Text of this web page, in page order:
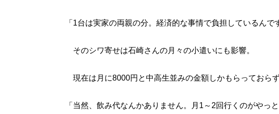
「1台は実家の両親の分。経済的な事情で負担しているん
そのシワ寄せは石崎さんの月々の小遣いにも影響。
現在は月に8000円と中高生並みの金額しかもらっておら
「当然、飲み代なんかありません。月1～2回行くのがやっ